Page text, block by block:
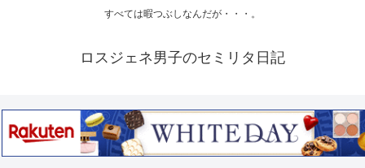
すべては暇つぶしなんだが・・・。
ロスジェネ男子のセミリタ日記